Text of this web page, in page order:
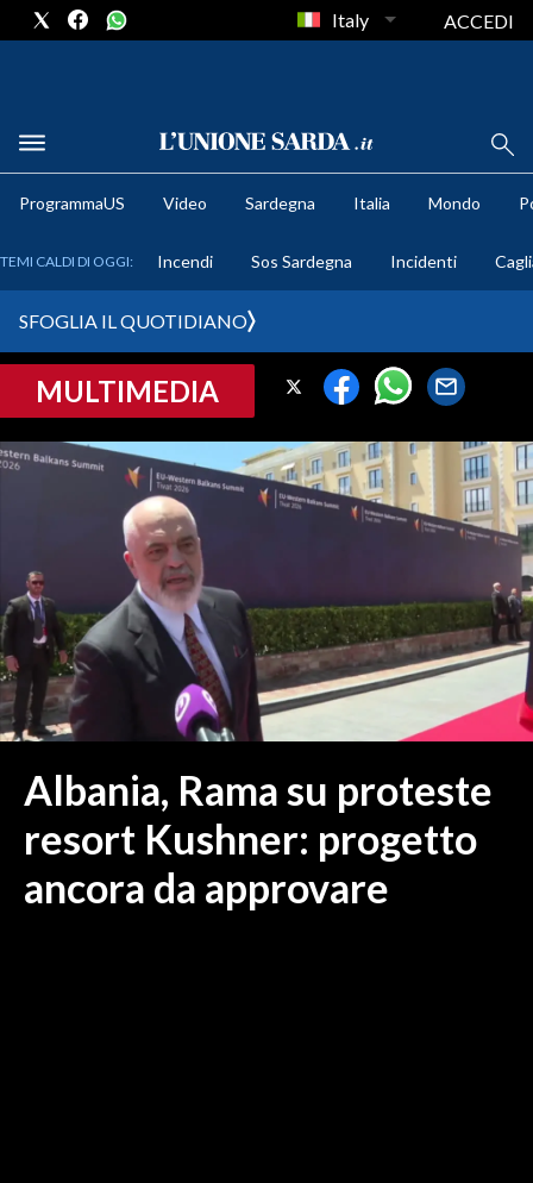
METEO
CRONACA SARDEGNA
PROVINCIA DI CAGLIARI
SULCIS IGLESIENTE
MEDIO CAMPIDANO
ORISTANO E PROVINCIA
SASSARI E PROVINCIA
GALLURA
NUORO E PROVINCIA
OGLIASTRA
ITALIA
MONDO
Italy ACCEDI
ProgrammaUS Video Sardegna Italia Mondo
TEMI CALDI DI OGGI: Incendi Sos Sardegna Incidenti
SFOGLIA IL QUOTIDIANO
MULTIMEDIA
Albania, Rama su proteste
resort Kushner: progetto
ancora da approvare